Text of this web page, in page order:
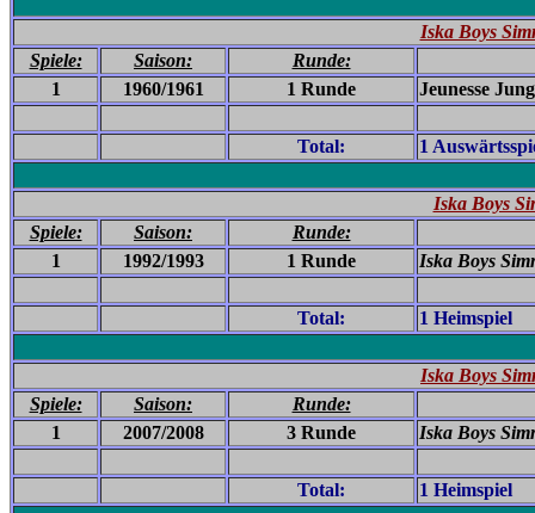
Iska Boys
Spiele:
Saison:
Runde:
1
1960/1961 1 Runde Jeunesse
Total: 1
Iska Boys
Spiele:
Saison:
Runde:
1
1992/1993 1 Runde Iska Boys
Total: 1 Heimspiel
Iska Boys
Spiele:
Saison:
Runde:
1
2007/2008 3 Runde Iska Boys
Total: 1 Heimspiel